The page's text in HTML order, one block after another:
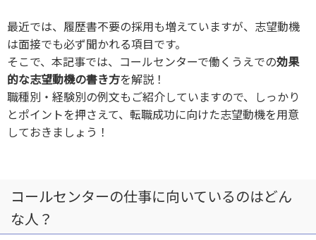
最近では、履歴書不要の採用も増えていますが、志望動機
は面接でも必ず聞かれる項目です。
そこで、本記事では、コールセンターで働くうえでの効果
的な志望動機の書き方を解説！
職種別・経験別の例文もご紹介していますので、しっかり
とポイントを押さえて、転職成功に向けた志望動機を用意
しておきましょう！
コールセンターの仕事に向いているのはどん
な人？